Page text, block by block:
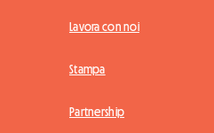
Lavora con noi
Stampa
Partnership